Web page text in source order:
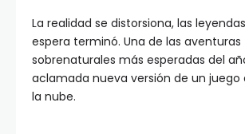
La realidad se distorsiona, las
espera terminó. Una de las aventuras
sobrenaturales más esperadas del
aclamada nueva versión de un juego
la nube.